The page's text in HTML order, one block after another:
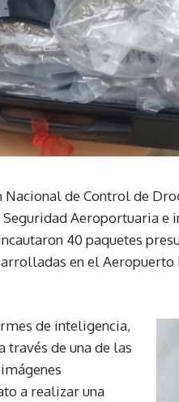
de Control de
Aeroportuaria e
40 paquetes
en el Aeropuerto
de inteligencia,
través de una de las
a realizar una